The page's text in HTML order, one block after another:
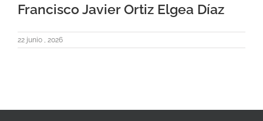
Francisco Javier Ortiz Elgea Díaz
22 junio , 2026